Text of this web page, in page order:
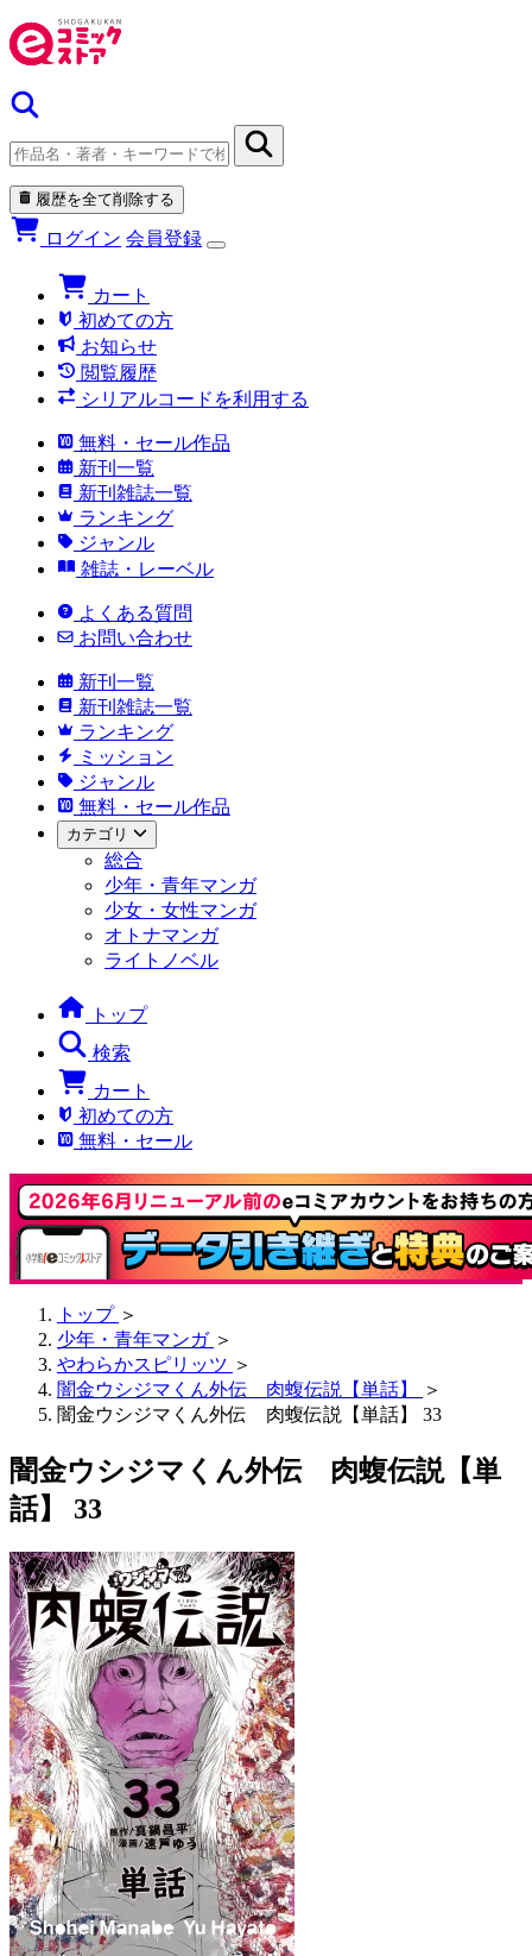
履歴を全て削除する
ログイン 会員登録
カート
初めての方
お知らせ
閲覧履歴
シリアルコードを利用する
無料・セール作品
新刊一覧
新刊雑誌一覧
ランキング
ジャンル
雑誌・レーベル
よくある質問
お問い合わせ
新刊一覧
新刊雑誌一覧
ランキング
ミッション
ジャンル
無料・セール作品
カテゴリ
総合
少年・青年マンガ
少女・女性マンガ
オトナマンガ
ライトノベル
トップ
検索
カート
初めての方
無料・セール
トップ ＞
少年・青年マンガ ＞
やわらかスピリッツ ＞
闇金ウシジマくん外伝 肉蝮伝説【単話】
＞
闇金ウシジマくん外伝 肉蝮伝説【単話】 33
闇金ウシジマくん外伝 肉蝮伝説【単
話】 33